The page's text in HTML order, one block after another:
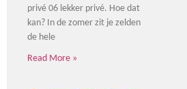
privé 06 lekker privé. Hoe dat
kan? In de zomer zit je zelden
de hele
Read More »